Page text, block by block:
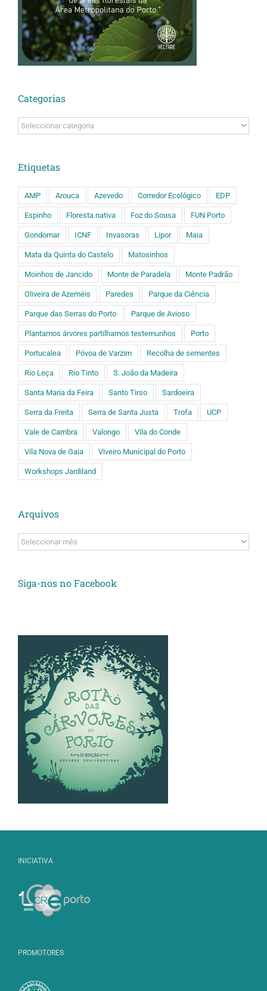
Categorias
Categorias
Etiquetas
AMP Arouca Azevedo Corredor Ecológico EDP
Espinho Floresta nativa Foz do Sousa FUN Porto
Gondomar ICNF Invasoras Lipor Maia
Mata da Quinta do Castelo Matosinhos
Moinhos de Jancido Monte de Paradela Monte Padrão
Oliveira de Azeméis Paredes Parque da Ciência
Parque das Serras do Porto Parque de Avioso
Plantamos árvores partilhamos testemunhos Porto
Portucalea Póvoa de Varzim Recolha de sementes
Rio Leça Rio Tinto S. João da Madeira
Santa Maria da Feira Santo Tirso Sardoeira
Serra da Freita Serra de Santa Justa Trofa UCP
Vale de Cambra Valongo Vila do Conde
Vila Nova de Gaia Viveiro Municipal do Porto
Workshops Jardiland
Arquivos
Arquivos
Siga-nos no Facebook
INICIATIVA
PROMOTORES